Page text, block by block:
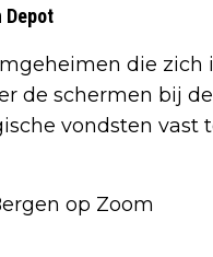
Depot
die zich
de schermen bij
vondsten vast
op Zoom